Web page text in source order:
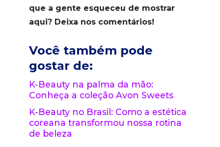
que a gente esqueceu de mostrar
aqui? Deixa nos comentários!
Você também pode
gostar de:
K-Beauty na palma da mão:
Conheça a coleção Avon Sweets
K-Beauty no Brasil: Como a estética
coreana transformou nossa rotina
de beleza